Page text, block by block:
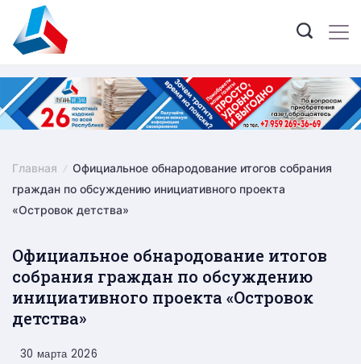
content
Главная
Официальное обнародование итогов собрания
граждан по обсуждению инициативного проекта
«Островок детства»
Официальное обнародование итогов
собрания граждан по обсуждению
инициативного проекта «Островок
детства»
30 марта 2026